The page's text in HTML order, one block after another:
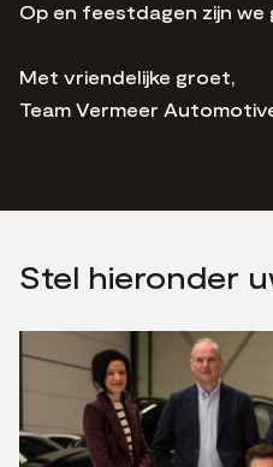
Op en feestdagen zijn we
Met vriendelijke groet,
Team Vermeer
Stel hieronder